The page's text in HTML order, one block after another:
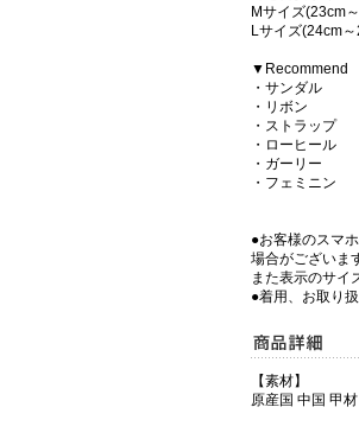
Mサイズ(23cm
Lサイズ(24cm
▼Recommend
・サンダル
・リボン
・ストラップ
・ローヒール
・ガーリー
・フェミニン
●お客様のスマ
場合がございま
また表示のサイ
●着用、お取り
【素材】
原産国 中国 甲